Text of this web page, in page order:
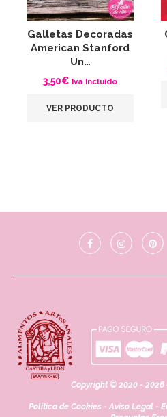
Galletas Decoradas
American Stanford
Un…
3,50€ Iva Incluido
VER PRODUCTO
Copyright © 2020 - 2026
Política de Cookies - Aviso Legal -